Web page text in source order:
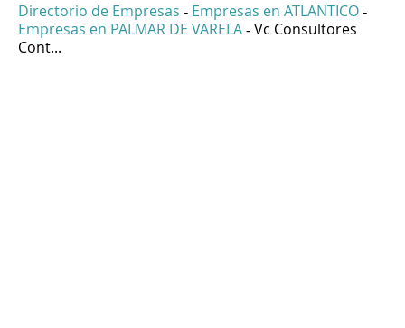
Directorio de Empresas - Empresas en ATLANTICO -
Empresas en PALMAR DE VARELA - Vc Consultores
Cont...